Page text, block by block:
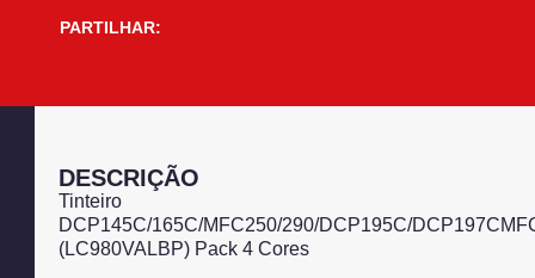
PARTILHAR:
DESCRIÇÃO
Tinteiro
DCP145C/165C/MFC250/290/DCP195C/
(LC980VALBP) Pack 4 Cores